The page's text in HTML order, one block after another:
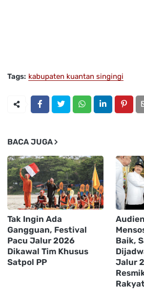
Tags: kabupaten kuantan singingi
BACA JUGA
Tak Ingin Ada
Gangguan, Festival
Pacu Jalur 2026
Dikawal Tim Khusus
Satpol PP
Baik,
Jalur